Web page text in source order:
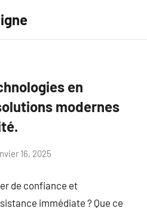
en
modernes
16, 2025
de confiance et
immédiate ? Que ce